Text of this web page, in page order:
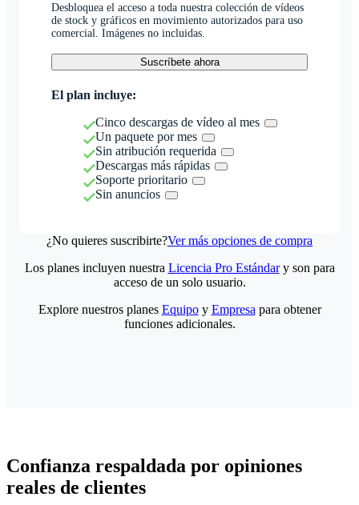
Desbloquea el acceso a toda nuestra colección de vídeos
de stock y gráficos en movimiento autorizados para uso
comercial. Imágenes no incluidas.
Suscríbete ahora
El plan incluye:
Cinco descargas de vídeo al mes
Un paquete por mes
Sin atribución requerida
Descargas más rápidas
Soporte prioritario
Sin anuncios
¿No quieres suscribirte?Ver más opciones de compra
Los planes incluyen nuestra Licencia Pro Estándary son para
acceso de un solo usuario.
Explore nuestros planes Equipoy Empresa para obtener
funciones adicionales.
Confianza respaldada por opiniones
reales de clientes